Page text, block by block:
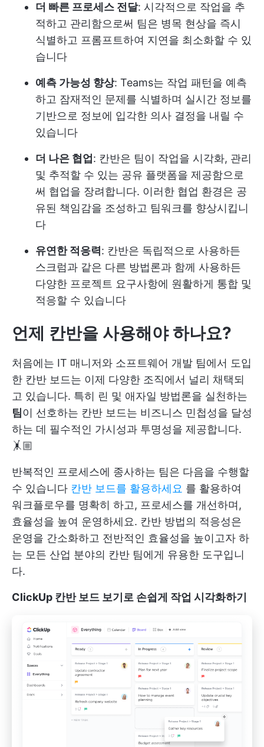
더 빠른 프로세스 전달: 시각적으로 작업을 추
적하고 관리함으로써 팀은 병목 현상을 즉시
식별하고 프롬프트하여 지연을 최소화할 수 있
습니다
예측 가능성 향상: Teams는 작업 패턴을 예측
하고 잠재적인 문제를 식별하며 실시간 정보를
기반으로 정보에 입각한 의사 결정을 내릴 수
있습니다
더 나은 협업 : 칸반은 팀이 작업을 시각화, 관리
및 추적할 수 있는 공유 플랫폼을 제공함으로
써 협업을 장려합니다. 이러한 협업 환경은 공
유된 책임감을 조성하고 팀워크를 향상시킵니
다
유연한 적응력 : 칸반은 독립적으로 사용하든
스크럼과 같은 다른 방법론과 함께 사용하든
다양한 프로젝트 요구사항에 원활하게 통합 및
적응할 수 있습니다
언제 칸반을 사용해야 하나요?
처음에는 IT 매니저와 소프트웨어 개발 팀에서 도입
한 칸반 보드는 이제 다양한 조직에서 널리 채택되
고 있습니다. 특히 린 및 애자일 방법론을 실천하는
팀이 선호하는 칸반 보드는 비즈니스 민첩성을 달성
하는 데 필수적인 가시성과 투명성을 제공합니다.
🤸🏼
반복적인 프로세스에 종사하는 팀은 다음을 수행할
수 있습니다 칸반 보드를 활용하세요 를 활용하여
워크플로우를 명확히 하고, 프로세스를 개선하며,
효율성을 높여 운영하세요. 칸반 방법의 적응성은
운영을 간소화하고 전반적인 효율성을 높이고자 하
는 모든 산업 분야의 칸반 팀에게 유용한 도구입니
다.
ClickUp 칸반 보드 보기로 손쉽게 작업 시각화하기